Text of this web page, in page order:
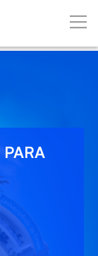
PARA